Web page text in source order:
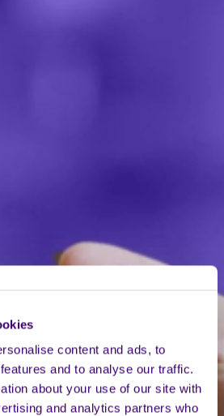
content and ads, to
and to analyse our traffic.
about your use of our site with
and analytics partners who